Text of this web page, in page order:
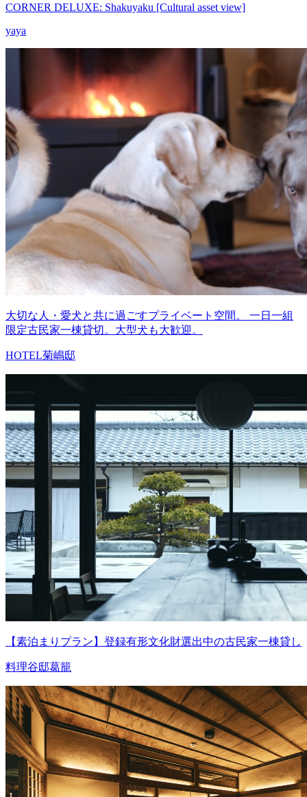
CORNER DELUXE: Shakuyaku [Cultural asset view]
yaya
大切な人・愛犬と共に過ごすプライベート空間。 一日一組
限定古民家一棟貸切。大型犬も大歓迎。
HOTEL菊嶋邸
【素泊まりプラン】登録有形文化財選出中の古民家一棟貸し
料理谷邸葛籠